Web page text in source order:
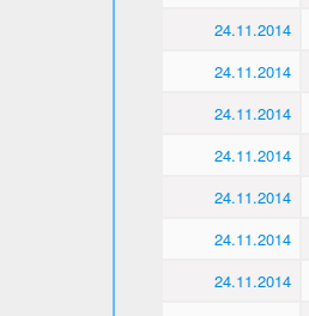
24.11.2014
24.11.2014
24.11.2014
24.11.2014
24.11.2014
24.11.2014
24.11.2014